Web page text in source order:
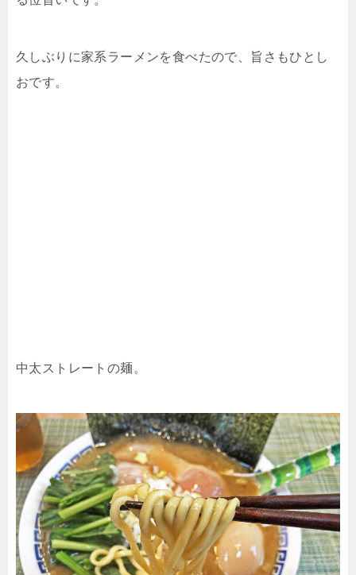
久しぶりに家系ラーメンを食べたので、旨さもひとし
おです。
中太ストレートの麺。